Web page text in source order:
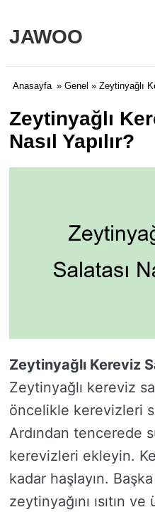
JAWOO
Anasayfa » Genel » Zeytinyağlı
Zeytinyağlı
Nasıl Yapılır?
Zeytinyağlı Kereviz
Zeytinyağlı kereviz
öncelikle kerevizleri
Ardından tencerede
kerevizleri ekleyin.
kadar haşlayın.
zeytinyağını ısıtın